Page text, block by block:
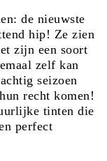
de nieuwste
hip! Ze zien
zijn een soort
zelf kan
seizoen
recht komen!
tinten die
perfect